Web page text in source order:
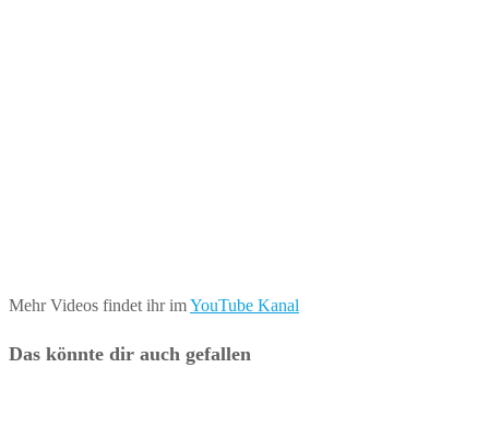
Mehr Videos findet ihr imYouTube Kanal
Das könnte dir auch gefallen